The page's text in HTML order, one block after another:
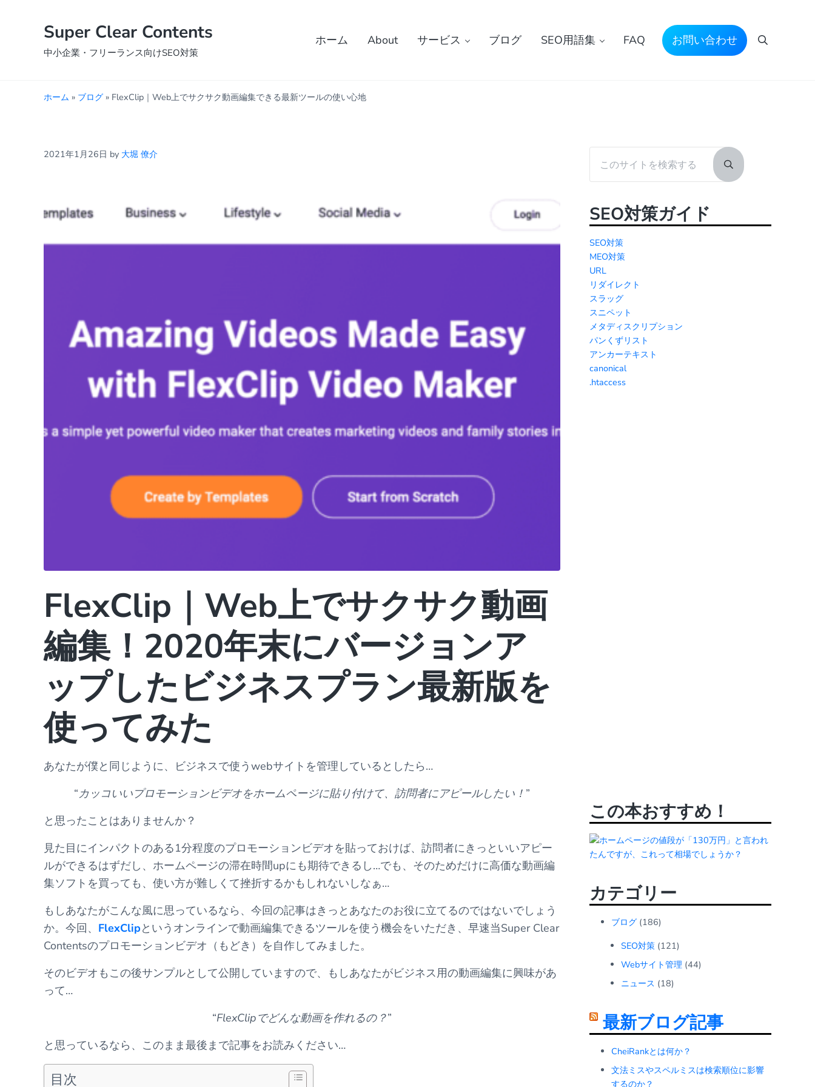
Super Clear Contents
中小企業・フリーランス向けSEO対策
ホーム About サービス ブログ SEO用語集 FAQ お問い合わせ 検索
ホーム » ブログ » FlexClip｜Web上でサクサク動画編集できる最新ツールの使い心地
2021年1月26日 by 大堀 僚介
FlexClip｜Web上でサクサク動画
編集！2020年末にバージョンア
ップしたビジネスプラン最新版を
使ってみた
あなたが僕と同じように、ビジネスで使うwebサイトを管理しているとしたら…
“カッコいいプロモーションビデオをホームページに貼り付けて、訪問者にアピールしたい！ ”
と思ったことはありませんか？
見た目にインパクトのある1分程度のプロモーションビデオを貼っておけば、訪問者にきっといいアピー
ルができるはずだし、ホームページの滞在時間upにも期待できるし…でも、そのためだけに高価な動画編
集ソフトを買っても、使い方が難しくて挫折するかもしれないしなぁ…
もしあなたがこんな風に思っているなら、今回の記事はきっとあなたのお役に立てるのではないでしょう
か。今回、 FlexClipというオンラインで動画編集できるツールを使う機会をいただき、早速当Super Clear
Contentsのプロモーションビデオ（もどき）を自作してみました。
そのビデオもこの後サンプルとして公開していますので、もしあなたがビジネス用の動画編集に興味があ
って…
“FlexClipでどんな動画を作れるの？”
と思っているなら、このまま最後まで記事をお読みください…
目次
Sidebar Submit search
SEO対策ガイド
SEO対策
MEO対策
URL
リダイレクト
スラッグ
スニペット
メタディスクリプション
パンくずリスト
アンカーテキスト
canonical
.htaccess
この本おすすめ！
カテゴリー
ブログ (186)
SEO対策 (121)
Webサイト管理 (44)
ニュース (18)
最新ブログ記事
CheiRankとは何か？
文法ミスやスペルミスは検索順位に影響
するのか？